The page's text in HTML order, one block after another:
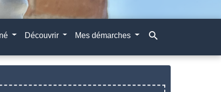
Découvrir Mes démarches search